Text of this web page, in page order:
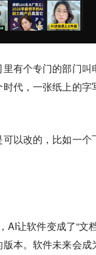
有个专门的部门叫
代，一张纸上的字
以改的，比如一个
让软件变成了“文档
本。软件未来会成